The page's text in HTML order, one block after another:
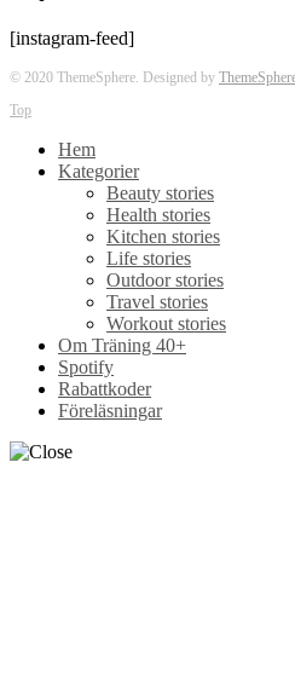
[instagram-feed]
© 2020 ThemeSphere. Designed by
Top
Hem
Kategorier
Beauty stories
Health stories
Kitchen stories
Life stories
Outdoor stories
Travel stories
Workout stories
Om Träning 40+
Spotify
Rabattkoder
Föreläsningar